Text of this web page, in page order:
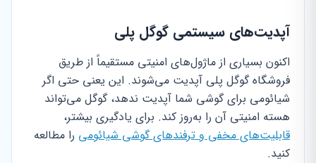
آپدیت‌های سیستمی گوگل پلی
اکنون بسیاری از ماژول‌های امنیتی مستقیماً از طریق
فروشگاه گوگل پلی آپدیت می‌شوند. این یعنی حتی اگر
شیائومی برای گوشی شما آپدیت ندهد، گوگل می‌تواند
هسته امنیتی آن را به‌روز کند. برای یادگیری بیشتر،
قابلیت‌های مخفی و ترفندهای گوشی شیائومی را مطالعه
کنید.